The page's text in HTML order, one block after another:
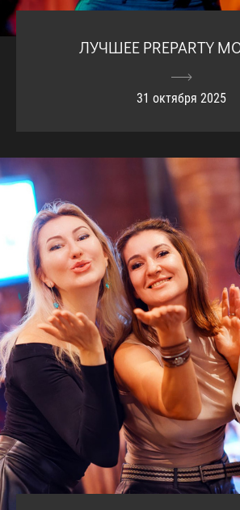
ЛУЧШЕЕ PREPARTY
31 октября 2025